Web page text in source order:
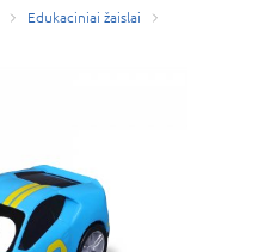
Edukaciniai žaislai